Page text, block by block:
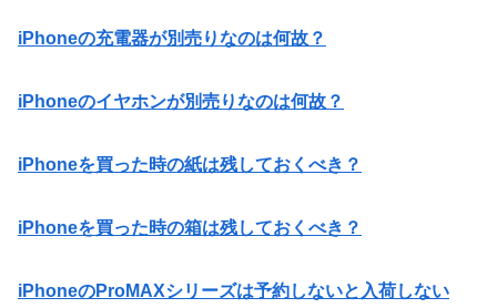
iPhoneの充電器が別売りなのは何故？
iPhoneのイヤホンが別売りなのは何故？
iPhoneを買った時の紙は残しておくべき？
iPhoneを買った時の箱は残しておくべき？
iPhoneのProMAXシリーズは予約しないと入荷しない